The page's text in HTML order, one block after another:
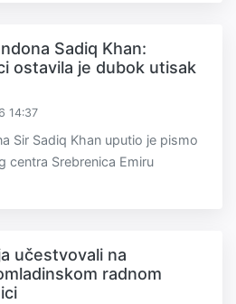
Sadiq Khan:
ostavila je dubok utisak
14:37
Sir Sadiq Khan uputio je pismo
centra Srebrenica Emiru
učestvovali na
radnom